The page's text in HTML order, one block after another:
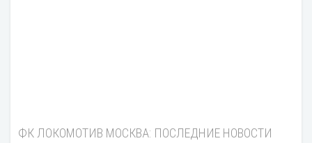
ФК ЛОКОМОТИВ МОСКВА: ПОСЛЕДНИЕ НОВОСТИ